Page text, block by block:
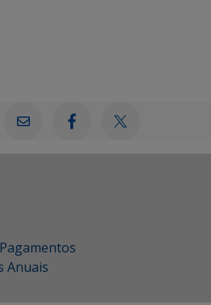
Anuais